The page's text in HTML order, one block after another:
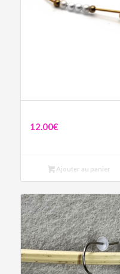
12.00€
Ajouter au panier